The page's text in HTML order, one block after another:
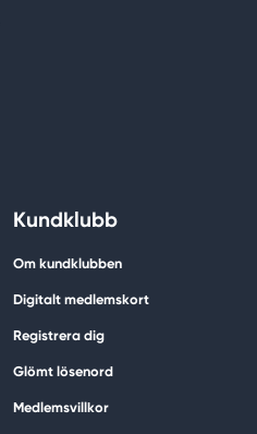
Kundklubb
Om kundklubben
Digitalt medlemskort
Registrera dig
Glömt lösenord
Medlemsvillkor